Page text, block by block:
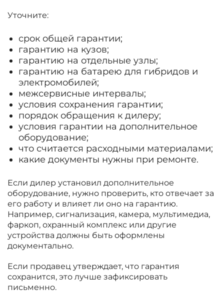
Уточните:
срок общей гарантии;
гарантию на кузов;
гарантию на отдельные узлы;
гарантию на батарею для гибридов и
электромобилей;
межсервисные интервалы;
условия сохранения гарантии;
порядок обращения к дилеру;
условия гарантии на дополнительное
оборудование;
что считается расходными материалами;
какие документы нужны при ремонте.
Если дилер установил дополнительное
оборудование, нужно проверить, кто отвечает за
его работу и влияет ли оно на гарантию.
Например, сигнализация, камера, мультимедиа,
фаркоп, охранный комплекс или другие
устройства должны быть оформлены
документально.
Если продавец утверждает, что гарантия
сохранится, это лучше зафиксировать
письменно.